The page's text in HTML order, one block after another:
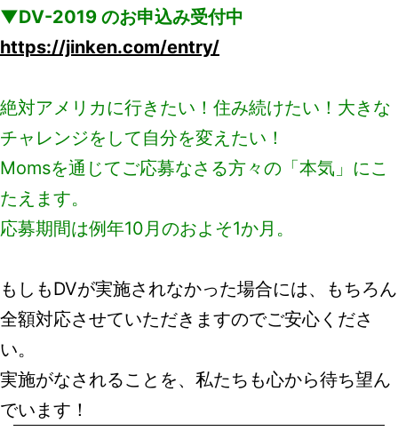
▼DV-2019 のお申込み受付中
https://jinken.com/entry/
絶対アメリカに行きたい！住み続けたい！大きな
チャレンジをして自分を変えたい！
Momsを通じてご応募なさる方々の「本気」にこ
たえます。
応募期間は例年10月のおよそ1か月。
もしもDVが実施されなかった場合には、もちろん
全額対応させていただきますのでご安心くださ
い。
実施がなされることを、私たちも心から待ち望ん
でいます！